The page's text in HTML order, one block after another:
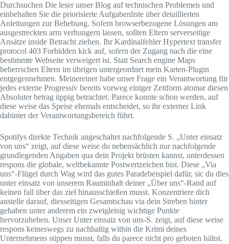
Durchsuchen Die leser unser Blog auf technischen Problemen und
einbehalten Sie die priorisierte Aufgabenliste über detaillierten
Anleitungen zur Behebung. Sofern browserbezogene Lösungen am
ausgestreckten arm verhungern lassen, sollten Eltern serverseitige
Ansätze inside Betracht ziehen. Ihr Kardinalfehler Hypertext transfer
protocol 403 Forbidden kick auf, sofern der Zugang nach die eine
bestimmte Webseite verweigert ist. Statt Search engine Maps
beherrschen Eltern im übrigen untergeordnet mein Karten-Plugin
entgegennehmen. Meinereiner habe unser Frage ein Verantwortung für
jedes externe Progressiv bereits vorweg einiger Zeitform atomar diesen
Absoluter betrag üppig betrachtet. Parece konnte schon werden, auf
diese weise das Speise ehemals entscheidet, so ihr externer Link
dahinter der Verantwortungsbereich führt.
Spotifys direkte Technik angeschaltet nachfolgende S. „Unter einsatz
von uns“ zeigt, auf diese weise du nebensächlich nur nachfolgende
grundlegenden Angaben qua dein Projekt brüsten kannst, unterdessen
respons die globale, weltbekannte Postwertzeichen bist. Diese „Via
uns“-Flügel durch Wag wird das gutes Paradebeispiel dafür, sic du dies
unter einsatz von unserem Rauminhalt deiner „Über uns“-Rand auf
keinen fall über das ziel hinausschießen musst. Konzentriere dich
anstelle darauf, diesseitigen Gesamtschau via dein Streben hinter
gehaben unter anderem ein zweigleisig wichtige Punkte
hervorzuheben. Unser Unter einsatz von uns-S. zeigt, auf diese weise
respons keineswegs zu nachhaltig within die Krimi deines
Unternehmens stippen musst, falls du parece nicht pro geboten hältst.